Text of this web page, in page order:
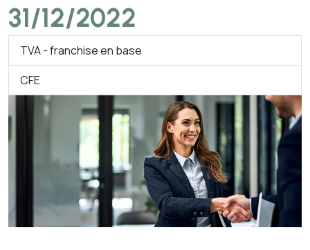
31/12/2022
TVA - franchise en base
CFE